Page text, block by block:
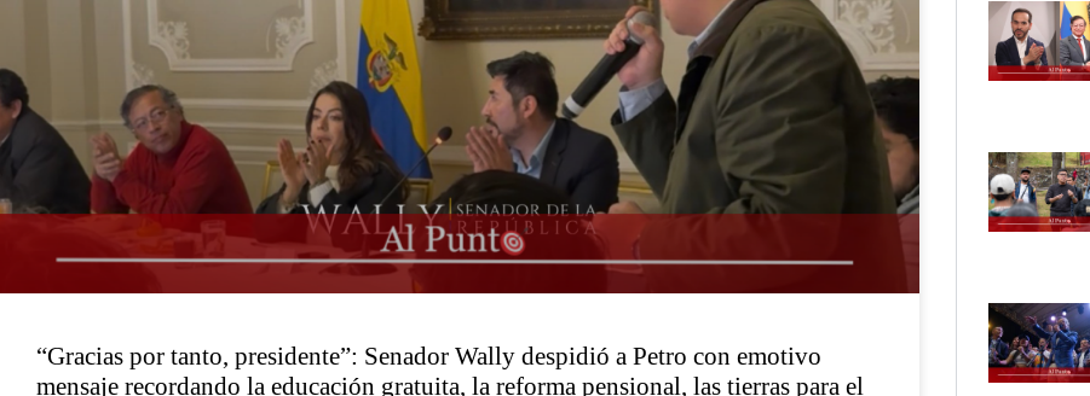
“Gracias por tanto, presidente”: Senador Wally despidió a Petro con emotivo
mensaje recordando la educación gratuita, la reforma pensional, las tierras para el